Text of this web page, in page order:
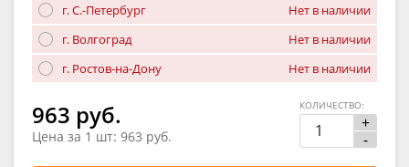
г. С.-Петербург
Нет в наличии
г. Волгоград
Нет в наличии
г. Ростов-на-Дону
Нет в наличии
963 руб.
Цена за 1 шт: 963 руб.
+
-
КОЛИЧЕСТВО: